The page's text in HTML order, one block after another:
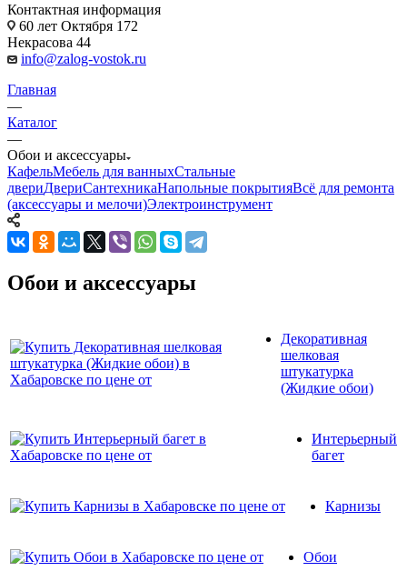
Контактная информация
60 лет Октября 172
Некрасова 44
info@zalog-vostok.ru
Главная
—
Каталог
—
Обои и аксессуары
КафельМебель для ванныхСтальные
двериДвериСантехникаНапольные покрытияВсё для ремонта
(аксессуары и мелочи)Электроинструмент
Обои и аксессуары
Декоративная
шелковая
штукатурка
(Жидкие обои)
Интерьерный
багет
Карнизы
Обои